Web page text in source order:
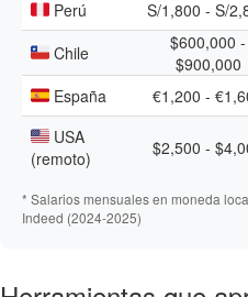
Perú
S/1,800 - S/
Chile
$600,000 -
$900,000
España
€1,200 -
USA
(remoto)
$2,500 -
* Salarios mensuales en moneda
Indeed (2024-2025)